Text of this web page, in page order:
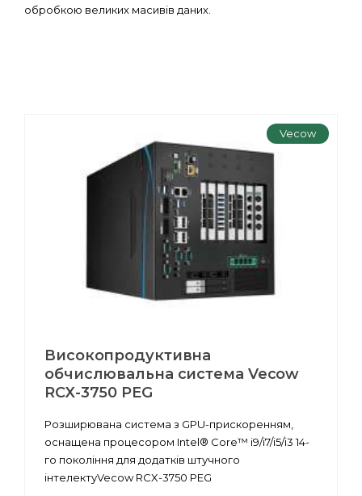
обробкою великих масивів даних.
Vecow
Високопродуктивна
обчислювальна система Vecow
RCX-3750 PEG
Розширювана система з GPU-прискоренням,
оснащена процесором Intel® Core™ i9/i7/i5/i3 14-
го покоління для додатків штучного
інтелектуVecow RCX-3750 PEG